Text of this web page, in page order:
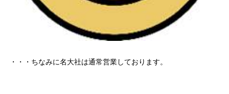
・・・ちなみに名大社は通常営業しております。